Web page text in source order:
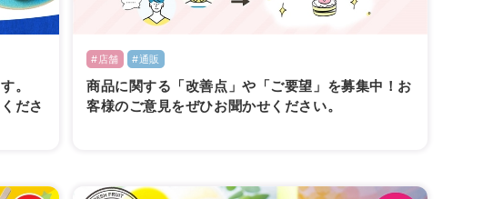
。
ださ
#店舗 #通販
商品に関する「改善点」や「ご要望」を募集中！お
客様のご意見をぜひお聞かせください。